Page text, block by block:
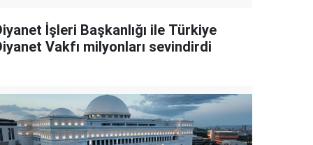
İşleri Başkanlığı ile Türkiye
Vakfı milyonları sevindirdi